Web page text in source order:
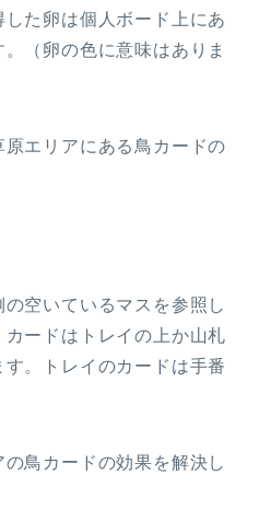
た卵は個人ボード上にあ
（卵の色に意味はありま
エリアにある鳥カードの
空いているマスを参照し
ードはトレイの上か山札
。トレイのカードは手番
鳥カードの効果を解決し